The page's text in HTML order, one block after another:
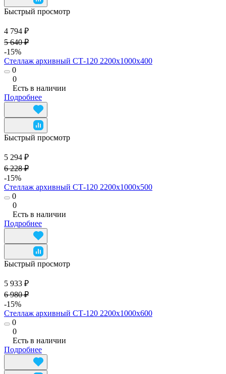
Быстрый просмотр
4 794 ₽
5 640 ₽
-15%
Стеллаж архивный СТ-120 2200x1000x400
0
0
Есть в наличии
Подробнее
Быстрый просмотр
5 294 ₽
6 228 ₽
-15%
Стеллаж архивный СТ-120 2200x1000x500
0
0
Есть в наличии
Подробнее
Быстрый просмотр
5 933 ₽
6 980 ₽
-15%
Стеллаж архивный СТ-120 2200х1000х600
0
0
Есть в наличии
Подробнее